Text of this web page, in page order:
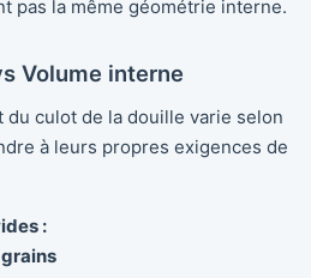
pas la même géométrie interne.
Volume interne
du culot de la douille varie selon
à leurs propres exigences de
: